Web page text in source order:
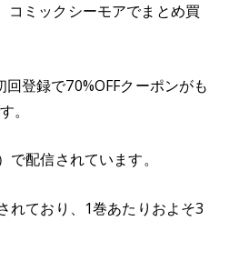
コミックシーモアでまとめ買
登録で70%OFFクーポンがも
。
配信されています。
れており、1巻あたりおよそ3